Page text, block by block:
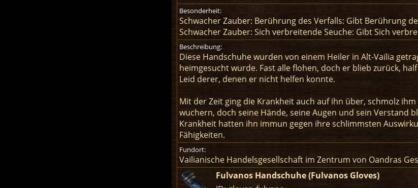
Besonderheit:
Schwacher Zauber: Berührung des Verfalls: Gibt Berührung
Schwacher Zauber: Sich verbreitende Seuche: Gibt Sich
Beschreibung:
Diese Handschuhe wurden von einem Heiler in Alt-Vailia
heimgesucht wurde. Fast alle flohen, doch er blieb zurück,
Leid derer, denen er nicht helfen konnte.
Mit der Zeit ging die Krankheit auch auf ihn über, schmolz
wuchern, doch seine Hände, seine Augen und sein
Krankheit hatten ihn immun gegen ihre schlimmsten
Fähigkeiten.
Fundort:
Vailianische Handelsgesellschaft im Zentrum von Oandras
Fulvanos Handschuhe (Fulvanos Gloves)